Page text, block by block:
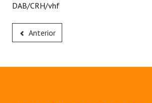
DAB/CRH/vhf
Anterior